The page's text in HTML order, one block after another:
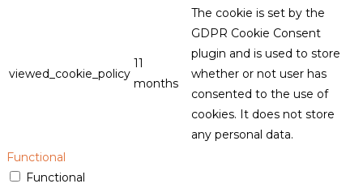
viewed_cookie_policy
11
months
The cookie is set by the
GDPR Cookie Consent
plugin and is used to store
whether or not user has
consented to the use of
cookies. It does not store
any personal data.
Functional
Functional